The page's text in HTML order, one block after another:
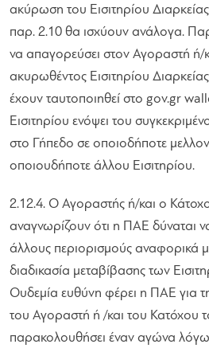
ακύρωση του Εισιτηρίου
παρ. 2.10 θα ισχύουν ανάλογα.
να απαγορεύσει στον Αγοραστή ή/
ακυρωθέντος Εισιτηρίου
έχουν ταυτοποιηθεί στο gov.gr
Εισιτηρίου ενόψει του
στο Γήπεδο σε οποιοδήποτε
οποιουδήποτε άλλου Εισιτηρίου.
2.12.4. O Αγοραστής ή/και ο
αναγνωρίζουν ότι η ΠΑΕ δύναται
άλλους περιορισμούς αναφορικά
διαδικασία μεταβίβασης των
Ουδεμία ευθύνη φέρει η ΠΑΕ για
του Αγοραστή ή /και του Κατόχου
παρακολουθήσει έναν αγώνα